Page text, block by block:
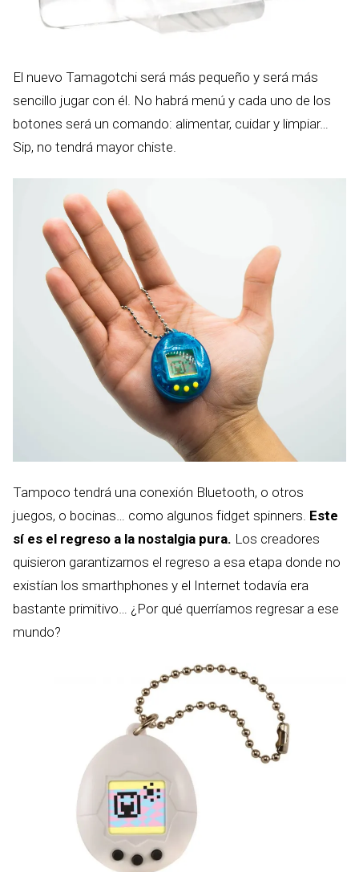
El nuevo Tamagotchi será más pequeño y será más
sencillo jugar con él. No habrá menú y cada uno de los
botones será un comando: alimentar, cuidar y limpiar…
Sip, no tendrá mayor chiste.
Tampoco tendrá una conexión Bluetooth, o otros
juegos, o bocinas… como algunos fidget spinners. Este
sí es el regreso a la nostalgia pura. Los creadores
quisieron garantizarnos el regreso a esa etapa donde no
existían los smarthphones y el Internet todavía era
bastante primitivo… ¿Por qué querríamos regresar a ese
mundo?